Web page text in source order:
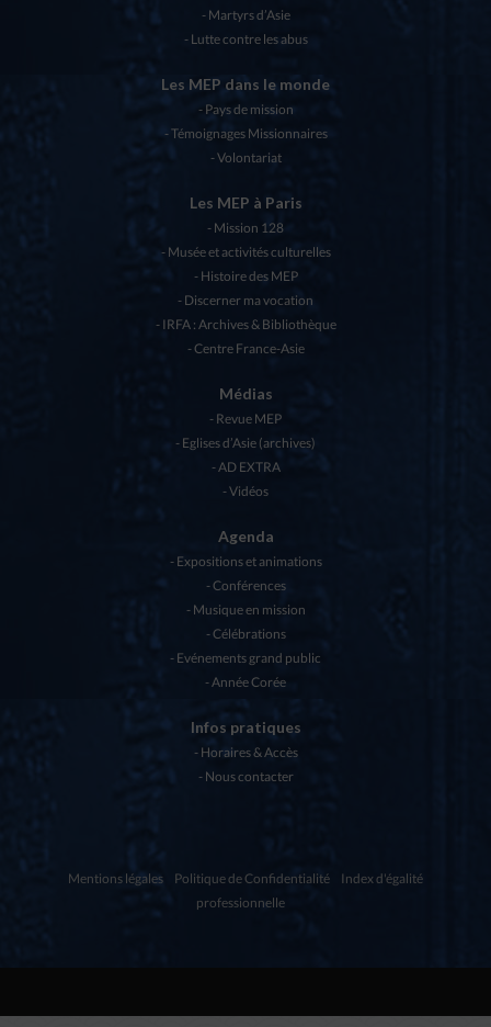
Martyrs d’Asie
Lutte contre les abus
Les MEP dans le monde
Pays de mission
Témoignages Missionnaires
Volontariat
Les MEP à Paris
Mission 128
Musée et activités culturelles
Histoire des MEP
Discerner ma vocation
IRFA : Archives & Bibliothèque
Centre France-Asie
Médias
Revue MEP
Eglises d’Asie (archives)
AD EXTRA
Vidéos
Agenda
Expositions et animations
Conférences
Musique en mission
Célébrations
Evénements grand public
Année Corée
Infos pratiques
Horaires & Accès
Nous contacter
Mentions légales Politique de Confidentialité
Index d'égalité
professionnelle